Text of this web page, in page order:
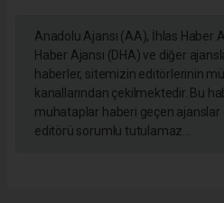
Anadolu Ajansı (AA), İhlas Haber
Haber Ajansı (DHA) ve diğer
haberler, sitemizin editörlerinin
kanallarından çekilmektedir. Bu
muhataplar haberi geçen
editörü sorumlu tutulamaz...